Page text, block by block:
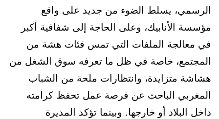
الرسمي، يسلط الضوء من جديد على واقع
مؤسسة الأنابيك، وعلى الحاجة إلى شفافية أكبر
في معالجة الملفات التي تمس فئات هشة من
المجتمع، خاصة في ظل ما تعرفه سوق الشغل من
هشاشة متزايدة، وانتظارات ملحة من الشباب
المغربي الباحث عن فرصة عمل تحفظ كرامته
داخل البلاد أو خارجها. وبينما تؤكد المديرة